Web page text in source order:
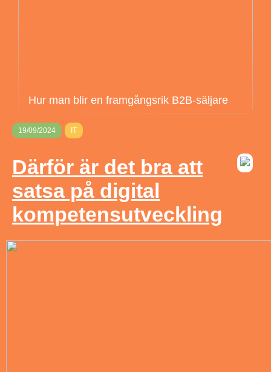
Hur man blir en framgångsrik B2B-säljare
19/09/2024 IT
Därför är det bra att
satsa på digital
kompetensutveckling